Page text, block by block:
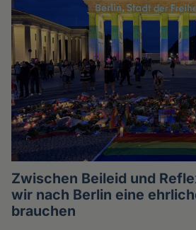
Zwischen Beileid und
wir nach Berlin eine
brauchen